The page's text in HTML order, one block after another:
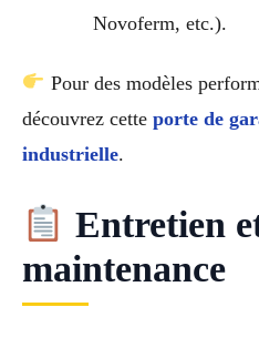
Novoferm, etc.).
Pour des modèles
découvrez cette porte de
industrielle.
Entretien
maintenance